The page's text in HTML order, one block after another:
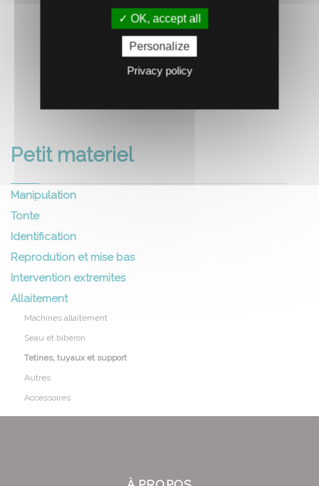
Petit materiel
Manipulation
Tonte
Identification
Reprodution et mise bas
Intervention extremites
Allaitement
Machines allaitement
Seau et biberon
Tetines, tuyaux et support
Autres
Accessoires
OK, accept all
Personalize
Privacy policy